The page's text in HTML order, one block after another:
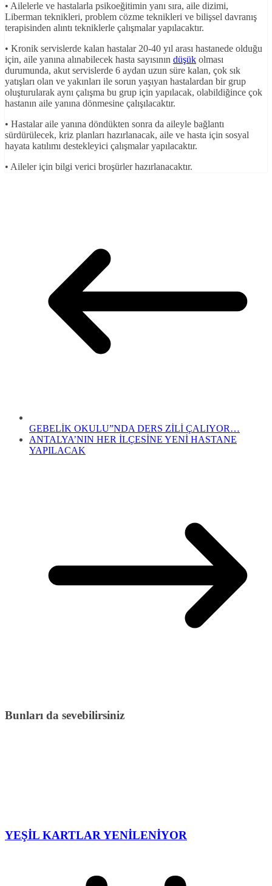
• Ailelerle ve hastalarla psikoeğitimin yanı sıra, aile dizimi,
Liberman teknikleri, problem cözme teknikleri ve bilişsel davranış
terapisinden alıntı tekniklerle çalışmalar yapılacaktır.
• Kronik servislerde kalan hastalar 20-40 yıl arası hastanede olduğu
için, aile yanına alınabilecek hasta sayısının düşük olması
durumunda, akut servislerde 6 aydan uzun süre kalan, çok sık
yatışları olan ve yakınları ile sorun yaşıyan hastalardan bir grup
oluşturularak aynı çalışma bu grup için yapılacak, olabildiğince çok
hastanın aile yanına dönmesine çalışılacaktır.
• Hastalar aile yanına döndükten sonra da aileyle bağlantı
sürdürülecek, kriz planları hazırlanacak, aile ve hasta için sosyal
hayata katılımı destekleyici çalışmalar yapılacaktır.
• Aileler için bilgi verici broşürler hazırlanacaktır.
GEBELİK OKULU”NDA DERS ZİLİ ÇALIYOR…
ANTALYA’NIN HER İLÇESİNE YENİ HASTANE
YAPILACAK
Bunları da sevebilirsiniz
YEŞİL KARTLAR YENİLENİYOR